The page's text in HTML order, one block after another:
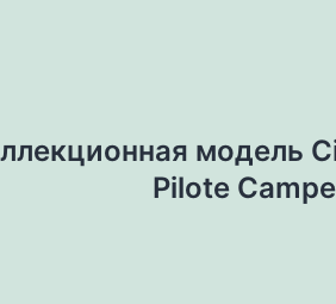
модель
Pilote